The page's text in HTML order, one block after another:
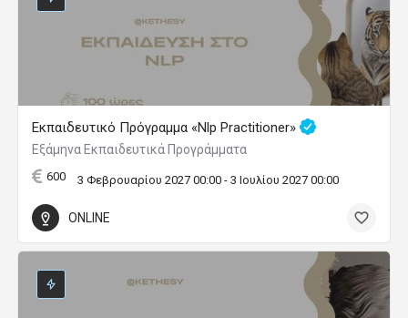
Εκπαιδευτικό Πρόγραμμα «Nlp Practitioner»
Εξάμηνα Εκπαιδευτικά Προγράμματα
600 3 Φεβρουαρίου 2027 00:00 - 3 Ιουλίου 2027 00:00
ONLINE